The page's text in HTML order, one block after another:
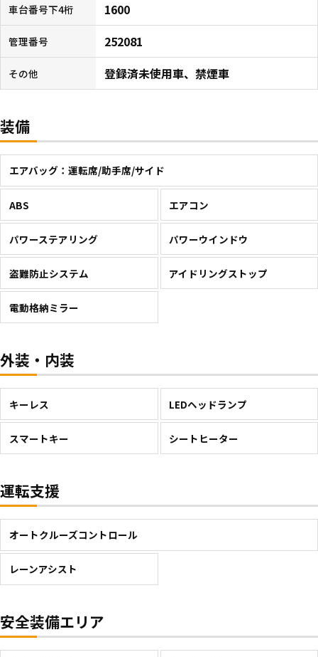
車台番号下4桁 1600
管理番号 252081
その他 登録済未使用車、禁煙車
装備
エアバッグ：運転席/助手席/サイド
ABS エアコン
パワーステアリング パワーウインドウ
盗難防止システム アイドリングストップ
電動格納ミラー
外装・内装
キーレス LEDヘッドランプ
スマートキー シートヒーター
運転支援
オートクルーズコントロール
レーンアシスト
安全装備エリア